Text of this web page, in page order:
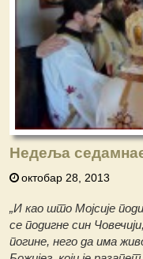
Недеља
октобар 28, 2013
„И као штo Мојсије
се подигне син
погине, него да има